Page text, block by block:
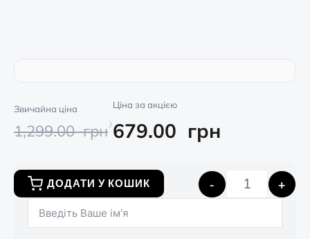
Звичайна ціна
1,299.00грн›
Ціна за акцією
679.00 грн
- +
ДОДАТИ У КОШИК